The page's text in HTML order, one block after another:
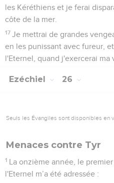
les Kéréthiens et je ferai
côte de la mer.
17 Je mettrai de grandes
en les punissant avec fureur,
l'Eternel, quand j'exercerai ma
Ezéchiel 26
Seuls les Évangiles sont disponibles en
Menaces contre Tyr
1 La onzième année, le
l'Eternel m’a été adressée :